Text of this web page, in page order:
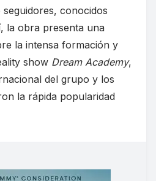
conocidos
la obra presenta una
la intensa formación y
show Dream Academy,
del grupo y los
la rápida popularidad